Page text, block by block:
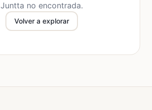
Juntta no encontrada.
Volver a explorar